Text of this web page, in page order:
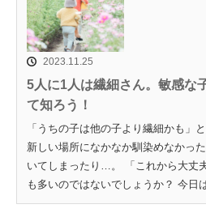
2023.11.25
5人に1人は繊細さん。敏感な
て知ろう！
「うちの子は他の子より繊細かも」
新しい場所になかなか馴染めなかっ
いてしまったり…。 「これから大丈
も多いのではないでしょうか？ 今日